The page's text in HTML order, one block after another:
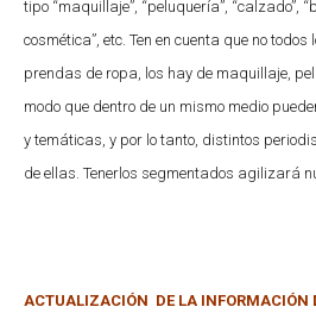
tipo “maquillaje”, “peluquería”, “calzado”,
cosmética”, etc. Ten en cuenta que no
prendas de ropa, los hay de maquillaje,
modo que dentro de un mismo medio
y temáticas, y por lo tanto, distintos
de ellas. Tenerlos segmentados agilizará
ACTUALIZACIÓN DE LA INFORMACIÓN